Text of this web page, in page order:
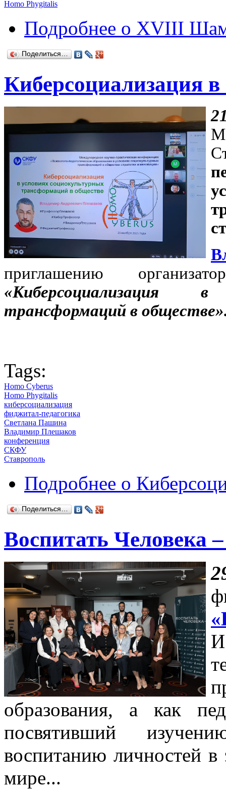
Homo Phygitalis
Подробнее о XVIII
Поделиться…
Киберсоциализация
приглашению
«Киберсоциализация
трансформаций в
Tags:
Homo Cyberus
Homo Phygitalis
киберсоциализация
фиджитал-педагогика
Светлана Пашина
Владимир Плешаков
конференция
СКФУ
Ставрополь
Подробнее о
Поделиться…
Воспитать Человека
И
образования, а как
посвятивший
воспитанию личностей
мире...